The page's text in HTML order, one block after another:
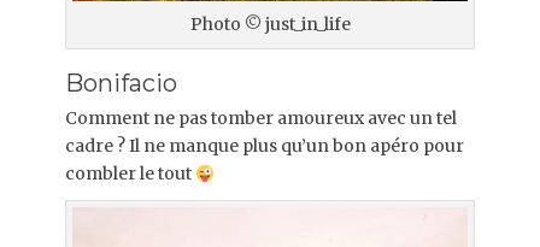
Photo © just_in_life
Bonifacio
Comment ne pas tomber amoureux avec un tel
cadre ? Il ne manque plus qu’un bon apéro pour
combler le tout